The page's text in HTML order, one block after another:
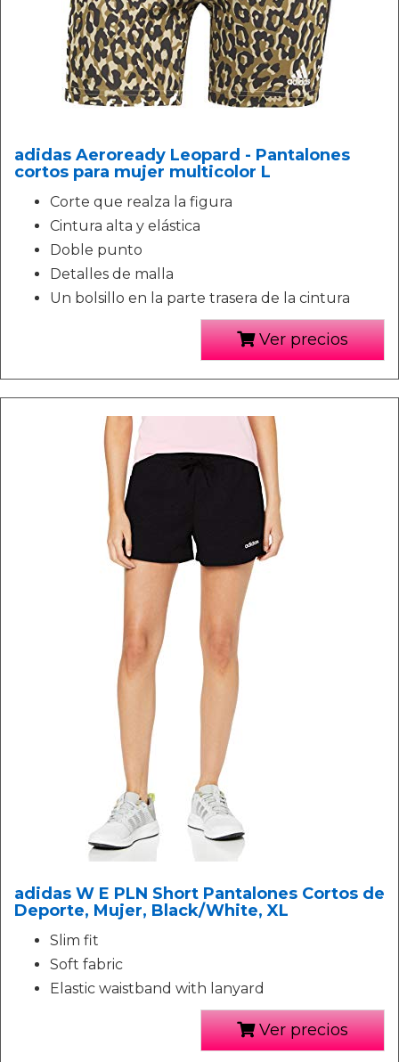
adidas Aeroready Leopard - Pantalones
cortos para mujer multicolor L
Corte que realza la figura
Cintura alta y elástica
Doble punto
Detalles de malla
Un bolsillo en la parte trasera de la cintura
Ver precios
adidas W E PLN Short Pantalones Cortos de
Deporte, Mujer, Black/White, XL
Slim fit
Soft fabric
Elastic waistband with lanyard
Ver precios